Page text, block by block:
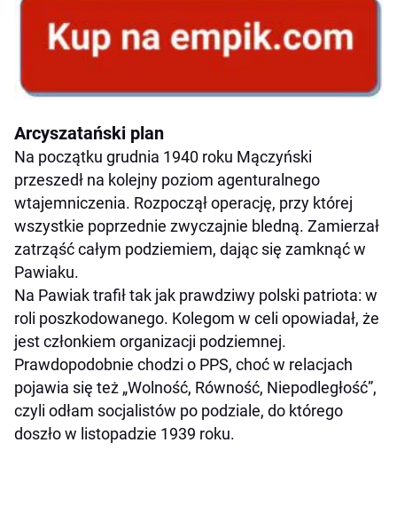
Arcyszatański plan
Na początku grudnia 1940 roku Mączyński
przeszedł na kolejny poziom agenturalnego
wtajemniczenia. Rozpoczął operację, przy której
wszystkie poprzednie zwyczajnie bledną. Zamierzał
zatrząść całym podziemiem, dając się zamknąć w
Pawiaku.
Na Pawiak trafił tak jak prawdziwy polski patriota: w
roli poszkodowanego. Kolegom w celi opowiadał, że
jest członkiem organizacji podziemnej.
Prawdopodobnie chodzi o PPS, choć w relacjach
pojawia się też „Wolność, Równość, Niepodległość”,
czyli odłam socjalistów po podziale, do którego
doszło w listopadzie 1939 roku.